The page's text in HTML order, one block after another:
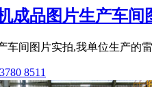
成品图片生产车间
车间图片实拍,我单位生产的
8511